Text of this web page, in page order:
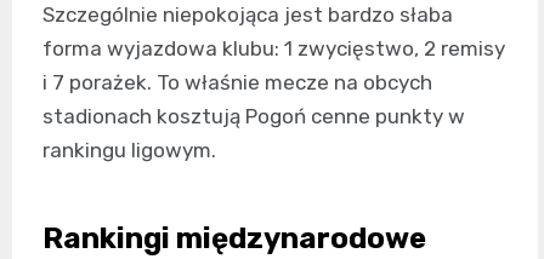
Szczególnie niepokojąca jest bardzo słaba
forma wyjazdowa klubu: 1 zwycięstwo, 2 remisy
i 7 porażek. To właśnie mecze na obcych
stadionach kosztują Pogoń cenne punkty w
rankingu ligowym.
Rankingi międzynarodowe